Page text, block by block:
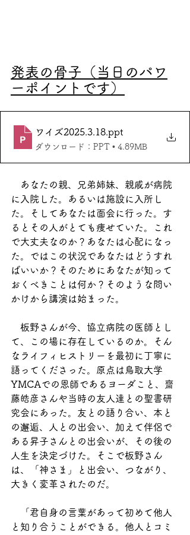
発表の骨子（当日のパワ
ーポイントです）
ワイズ2025.3.18.ppt
ダウンロード：PPT • 4.89MB
あなたの親、兄弟姉妹、親戚が病院
に入院した。あるいは施設に入所し
た。そしてあなたは面会に行った。す
るとその人がとても痩せていた。これ
で大丈夫なのか？あなたは心配になっ
た。ではこの状況であなたはどうすれ
ばいいか？そのためにあなたが知って
おくべきことは何か？そのような問い
かけから講演は始まった。
板野さんが今、協立病院の医師とし
て、この場に存在しているのか。そん
なライフィヒストリーを最初に丁寧に
語ってくださった。原点は鳥取大学
YMCAでの恩師であるヨーダこと、齋
藤皓彦さんや当時の友人達との聖書研
究会にあった。友との語り合い、本と
の邂逅、人との出会い、加えて伴侶で
ある昇子さんとの出会いが、その後の
人生を決定づけた。そこで板野さん
は、「神さま」と出会い、つながり、
大きく変革されたのだ。
「君自身の言葉があって初めて他人
と知り合うことができる。他人とコミ